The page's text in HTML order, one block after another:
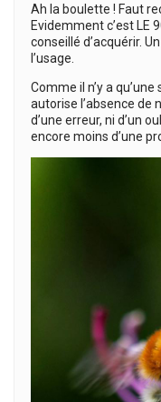
Ah la boulette ! Faut
Evidemment c’est LE
conseillé d’acquérir.
l’usage.
Comme il n’y a
autorise l’absence de
d’une erreur, ni d’un
encore moins d’une